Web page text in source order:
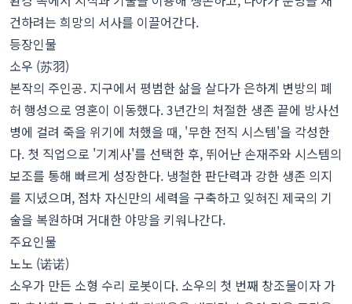
건하려는 희망의 서사를 이끌어간다.
등장인물
소우 (苏羽)
본작의 주인공. 지구에서 평범한 삶을 살다가 은하계 변방의 폐
허 행성으로 영혼이 이동했다. 3년간의 처절한 생존 끝에 방사선
병에 걸려 죽을 위기에 처했을 때, '무한 전직 시스템'을 각성한
다. 첫 직업으로 '기계사'를 선택한 후, 뛰어난 손재주와 시스템의
보조를 통해 빠르게 성장한다. 냉철한 판단력과 강한 생존 의지
를 지녔으며, 점차 자신만의 세력을 구축하고 잊혀진 제국의 기
술을 복원하며 거대한 야망을 키워나간다.
주요인물
노노 (诺诺)
소우가 만든 소형 수리 로봇이다. 소우의 첫 번째 창조물이자 가